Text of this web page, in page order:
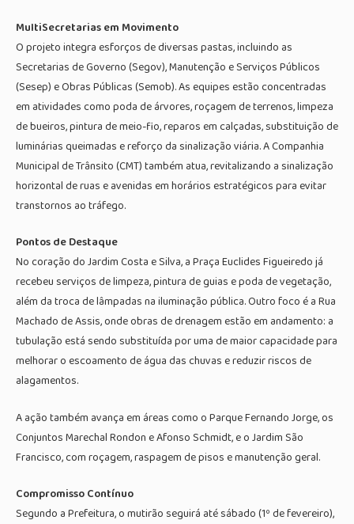
MultiSecretarias em Movimento
O projeto integra esforços de diversas pastas, incluindo as
Secretarias de Governo (Segov), Manutenção e Serviços Públicos
(Sesep) e Obras Públicas (Semob). As equipes estão concentradas
em atividades como poda de árvores, roçagem de terrenos, limpeza
de bueiros, pintura de meio-fio, reparos em calçadas, substituição de
luminárias queimadas e reforço da sinalização viária. A Companhia
Municipal de Trânsito (CMT) também atua, revitalizando a sinalização
horizontal de ruas e avenidas em horários estratégicos para evitar
transtornos ao tráfego.
Pontos de Destaque
No coração do Jardim Costa e Silva, a Praça Euclides Figueiredo já
recebeu serviços de limpeza, pintura de guias e poda de vegetação,
além da troca de lâmpadas na iluminação pública. Outro foco é a Rua
Machado de Assis, onde obras de drenagem estão em andamento: a
tubulação está sendo substituída por uma de maior capacidade para
melhorar o escoamento de água das chuvas e reduzir riscos de
alagamentos.
A ação também avança em áreas como o Parque Fernando Jorge, os
Conjuntos Marechal Rondon e Afonso Schmidt, e o Jardim São
Francisco, com roçagem, raspagem de pisos e manutenção geral.
Compromisso Contínuo
Segundo a Prefeitura, o mutirão seguirá até sábado (1º de fevereiro),